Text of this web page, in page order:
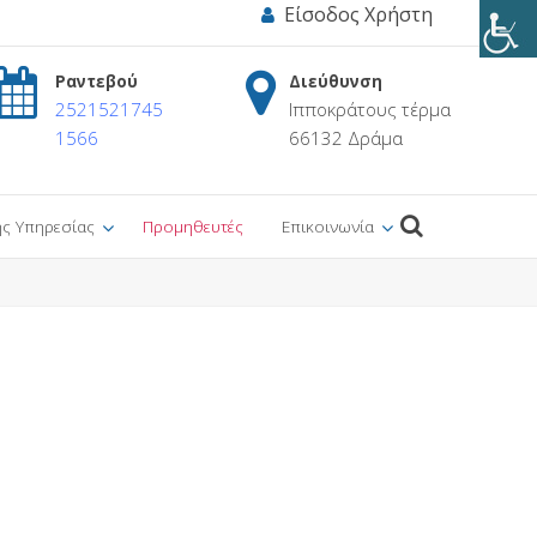
Είσοδος Χρήστη
Ραντεβού
2521521745
1566
Διεύθυνση
Ιπποκράτους τέρμα
66132 Δράμα
Υπηρεσίας Προμηθευτές Επικοινωνία